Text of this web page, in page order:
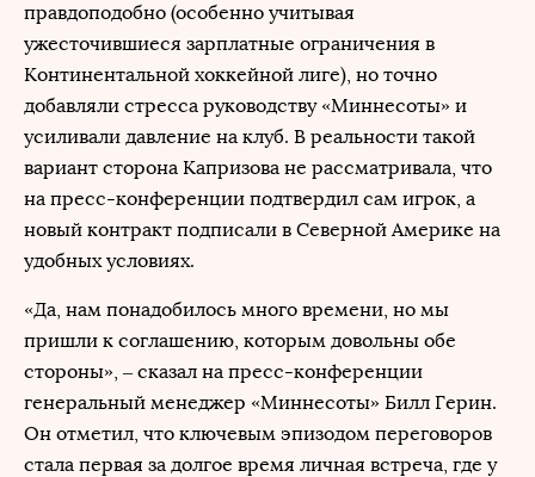
правдоподобно (особенно учитывая
ужесточившиеся зарплатные ограничения в
Континентальной хоккейной лиге), но точно
добавляли стресса руководству «Миннесоты» и
усиливали давление на клуб. В реальности такой
вариант сторона Капризова не рассматривала, что
на пресс-конференции подтвердил сам игрок, а
новый контракт подписали в Северной Америке на
удобных условиях.
«Да, нам понадобилось много времени, но мы
пришли к соглашению, которым довольны обе
стороны», – сказал на пресс-конференции
генеральный менеджер «Миннесоты» Билл Герин.
Он отметил, что ключевым эпизодом переговоров
стала первая за долгое время личная встреча, где у